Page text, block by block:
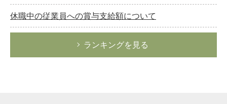
休職中の従業員への賞与支給額について
ランキングを見る